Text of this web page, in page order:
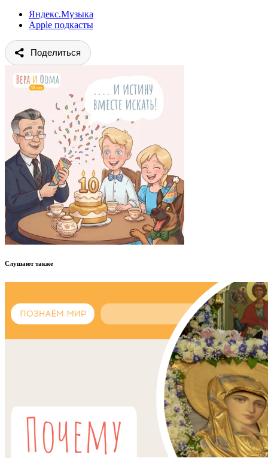
Яндекс.Музыка
Apple подкасты
Поделиться
Слушают также